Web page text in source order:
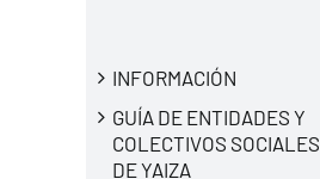
INFORMACIÓN
GUÍA DE ENTIDADES Y
COLECTIVOS SOCIALES
DE YAIZA